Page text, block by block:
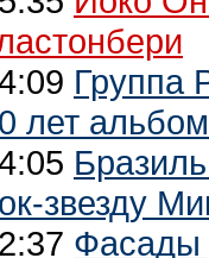
Группа
лет альбом
звезду
Фасады